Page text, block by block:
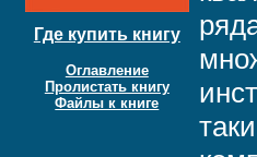
Где купить книгу
Оглавление
Пролистать книгу
Файлы к книге